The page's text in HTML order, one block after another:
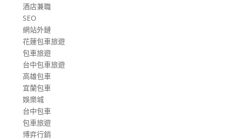
酒店兼職
SEO
網站外鏈
花蓮包車旅遊
包車旅遊
台中包車旅遊
高雄包車
宜蘭包車
娛樂城
台中包車
包車旅遊
博弈行銷